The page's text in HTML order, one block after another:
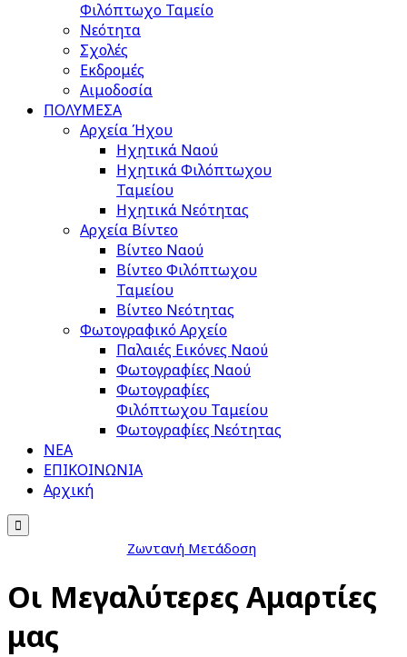
Φιλόπτωχο Ταμείο
Νεότητα
Σχολές
Εκδρομές
Αιμοδοσία
ΠΟΛΥΜΕΣΑ
Αρχεία Ήχου
Ηχητικά Ναού
Ηχητικά Φιλόπτωχου
Ταμείου
Ηχητικά Νεότητας
Αρχεία Βίντεο
Βίντεο Ναού
Βίντεο Φιλόπτωχου
Ταμείου
Βίντεο Νεότητας
Φωτογραφικό Αρχείο
Παλαιές Εικόνες Ναού
Φωτογραφίες Ναού
Φωτογραφίες
Φιλόπτωχου Ταμείου
Φωτογραφίες Νεότητας
ΝΕΑ
ΕΠΙΚΟΙΝΩΝΙΑ
Αρχική

Ζωντανή Μετάδοση
Οι Μεγαλύτερες Αμαρτίες
μας